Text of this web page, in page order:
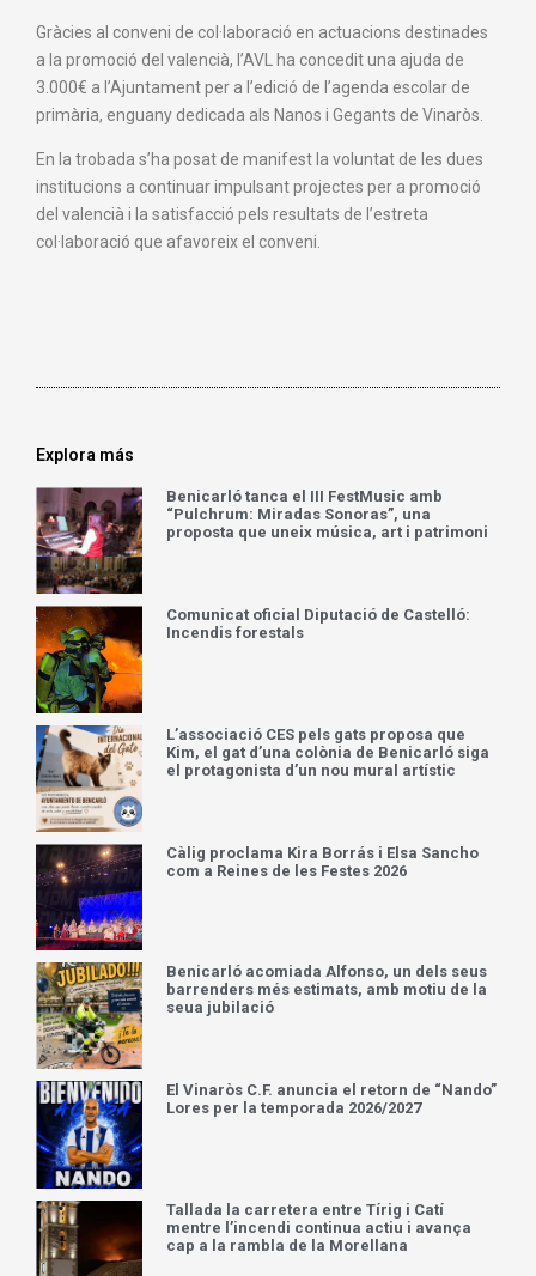
Gràcies al conveni de col·laboració en actuacions destinades
a la promoció del valencià, l’AVL ha concedit una ajuda de
3.000€ a l’Ajuntament per a l’edició de l’agenda escolar de
primària, enguany dedicada als Nanos i Gegants de Vinaròs.
En la trobada s’ha posat de manifest la voluntat de les dues
institucions a continuar impulsant projectes per a promoció
del valencià i la satisfacció pels resultats de l’estreta
col·laboració que afavoreix el conveni.
Explora más
Benicarló tanca el III FestMusic amb
“Pulchrum: Miradas Sonoras”, una
proposta que uneix música, art i patrimoni
Comunicat oficial Diputació de Castelló:
Incendis forestals
L’associació CES pels gats proposa que
Kim, el gat d’una colònia de Benicarló siga
el protagonista d’un nou mural artístic
Càlig proclama Kira Borrás i Elsa Sancho
com a Reines de les Festes 2026
Benicarló acomiada Alfonso, un dels seus
barrenders més estimats, amb motiu de la
seua jubilació
El Vinaròs C.F. anuncia el retorn de “Nando”
Lores per la temporada 2026/2027
Tallada la carretera entre Tírig i Catí
mentre l’incendi continua actiu i avança
cap a la rambla de la Morellana